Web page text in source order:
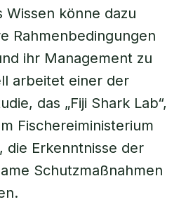
Wissen könne dazu
Rahmenbedingungen
ihr Management zu
arbeitet einer der
das „Fiji Shark Lab“,
Fischereiministerium
die Erkenntnisse der
Schutzmaßnahmen